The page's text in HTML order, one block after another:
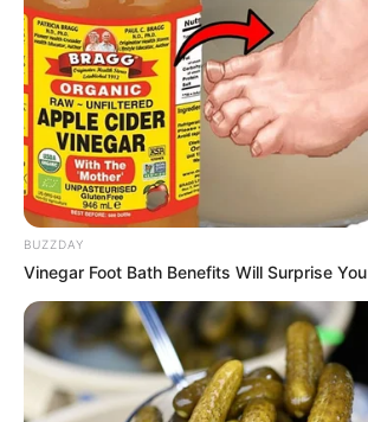
BUZZDAY
Vinegar Foot Bath Benefits Will Surprise You